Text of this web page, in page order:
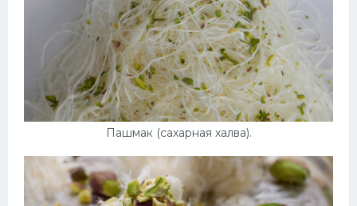
Пашмак (сахарная халва).